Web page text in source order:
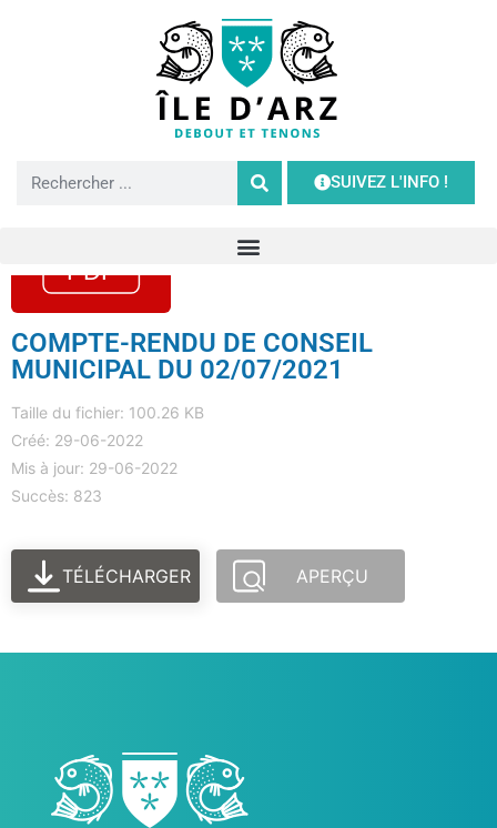
SUIVEZ L'INFO !
COMPTE-RENDU DE CONSEIL
MUNICIPAL DU 02/07/2021
Taille du fichier: 100.26 KB
Créé: 29-06-2022
Mis à jour: 29-06-2022
Succès: 823
TÉLÉCHARGER APERÇU